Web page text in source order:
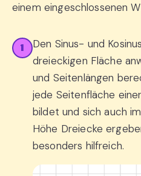
einem eingeschlossenen
1
Den Sinus- und
dreieckigen Fläche
und Seitenlängen
jede Seitenfläche
bildet und sich auch
Höhe Dreiecke
besonders hilfreich.